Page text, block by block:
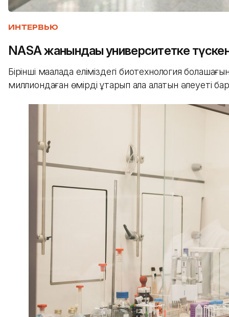
ИНТЕРВЬЮ
NASA жанындағы университетке
Бірінші мақалада еліміздегі биотехнология
миллиондаған өмірді құтқарып қала алатын